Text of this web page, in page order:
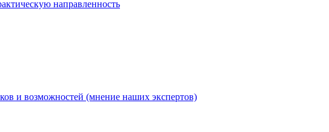
направленность
и возможностей (мнение наших экспертов)